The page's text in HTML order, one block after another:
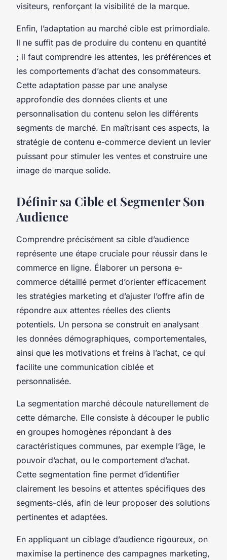
visiteurs, renforçant la visibilité de la marque.
Enfin, l’adaptation au marché cible est primordiale.
Il ne suffit pas de produire du contenu en quantité
; il faut comprendre les attentes, les préférences et
les comportements d’achat des consommateurs.
Cette adaptation passe par une analyse
approfondie des données clients et une
personnalisation du contenu selon les différents
segments de marché. En maîtrisant ces aspects, la
stratégie de contenu e-commerce devient un levier
puissant pour stimuler les ventes et construire une
image de marque solide.
Définir sa Cible et Segmenter Son
Audience
Comprendre précisément sa cible d’audience
représente une étape cruciale pour réussir dans le
commerce en ligne. Élaborer un persona e-
commerce détaillé permet d’orienter efficacement
les stratégies marketing et d’ajuster l’offre afin de
répondre aux attentes réelles des clients
potentiels. Un persona se construit en analysant
les données démographiques, comportementales,
ainsi que les motivations et freins à l’achat, ce qui
facilite une communication ciblée et
personnalisée.
La segmentation marché découle naturellement de
cette démarche. Elle consiste à découper le public
en groupes homogènes répondant à des
caractéristiques communes, par exemple l’âge, le
pouvoir d’achat, ou le comportement d’achat.
Cette segmentation fine permet d’identifier
clairement les besoins et attentes spécifiques des
segments-clés, afin de leur proposer des solutions
pertinentes et adaptées.
En appliquant un ciblage d’audience rigoureux, on
maximise la pertinence des campagnes marketing,